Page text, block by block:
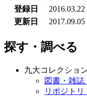
登録日
2016.03.22
更新日
2017.09.05
探す・調べる
九大コレクショ
図書・雑
リポジトリ